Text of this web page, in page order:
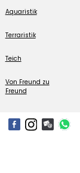
Aquaristik
Terraristik
Teich
Von Freund zu
Freund